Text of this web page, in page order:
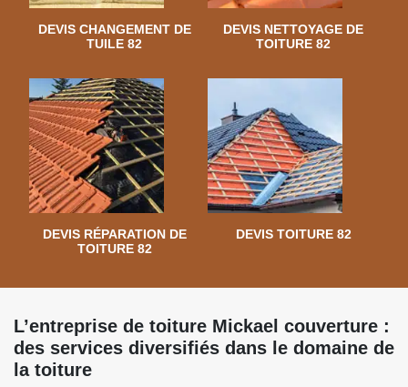
DEVIS CHANGEMENT DE
TUILE 82
DEVIS NETTOYAGE DE
TOITURE 82
DEVIS RÉPARATION DE
TOITURE 82
DEVIS TOITURE 82
L’entreprise de toiture Mickael couverture :
des services diversifiés dans le domaine de
la toiture